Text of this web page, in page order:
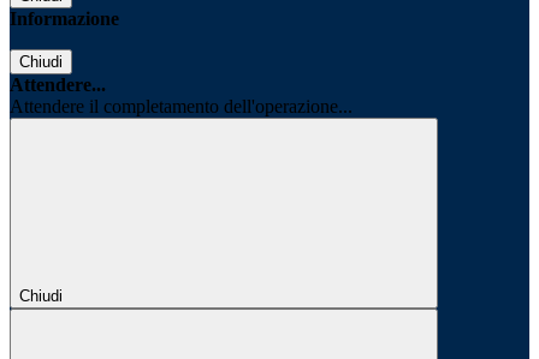
Informazione
Chiudi
Attendere...
Attendere il completamento dell'operazione...
Chiudi